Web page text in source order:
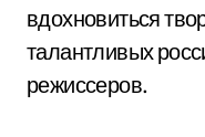
вдохновиться
талантливых
режиссеров.